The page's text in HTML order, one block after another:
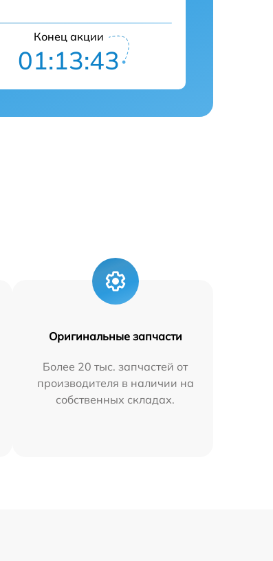
Конец акции
01:13:42
Оригинальные запчасти
Более 20 тыс. запчастей от
производителя в наличии на
собственных складах.